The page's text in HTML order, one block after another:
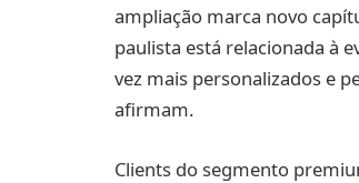
ampliação marca novo
paulista está relacionada à
vez mais personalizados e
afirmam.
Clients do segmento